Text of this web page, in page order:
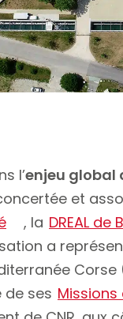
l’enjeu global
et
, la DREAL
a
Corse
de ses Missions